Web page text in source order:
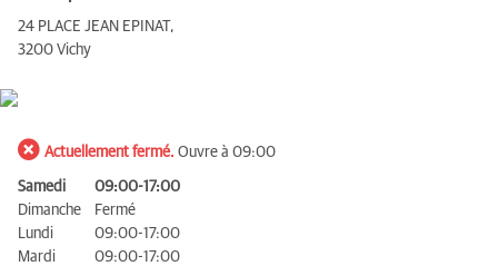
24 PLACE JEAN EPINAT,
3200 Vichy
Actuellement fermé. Ouvre à 09:00
Samedi
09:00-17:00
Dimanche
Fermé
Lundi
09:00-17:00
Mardi
09:00-17:00